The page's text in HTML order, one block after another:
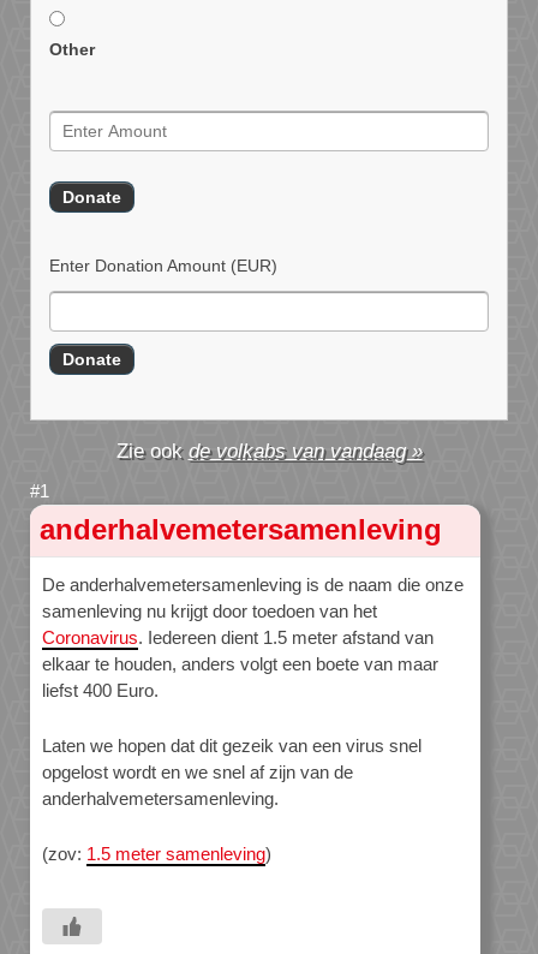
Other
Enter Donation Amount (EUR)
de volkabs van vandaag »
anderhalvemetersamenleving
De anderhalvemetersamenleving is de naam die onze
samenleving nu krijgt door toedoen van het
Coronavirus. Iedereen dient 1.5 meter afstand van
elkaar te houden, anders volgt een boete van maar
liefst 400 Euro.
Laten we hopen dat dit gezeik van een virus snel
opgelost wordt en we snel af zijn van de
anderhalvemetersamenleving.
(zov: 1.5 meter samenleving)